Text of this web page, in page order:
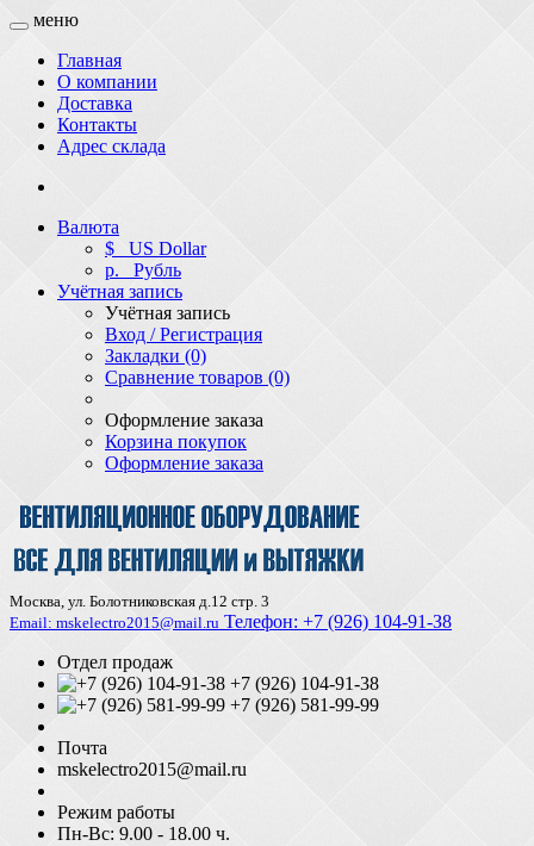
меню
Главная
О компании
Доставка
Контакты
Адрес склада
Валюта
$ US Dollar
р. Рубль
Учётная запись
Учётная запись
Вход / Регистрация
Закладки (0)
Сравнение товаров (0)
Оформление заказа
Корзина покупок
Оформление заказа
Москва, ул. Болотниковская д.12 стр. 3
Email: mskelectro2015@mail.ru Телефон: +7 (926) 104-91-З8
Отдел продаж
+7 (926) 104-91-38
+7 (926) 581-99-99
Почта
mskelectro2015@mail.ru
Режим работы
Пн-Вс: 9.00 - 18.00 ч.